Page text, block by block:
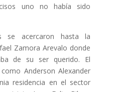
uno no había sido
se acercaron hasta la
Zamora Arevalo donde
de su ser querido. El
Anderson Alexander
residencia en el sector